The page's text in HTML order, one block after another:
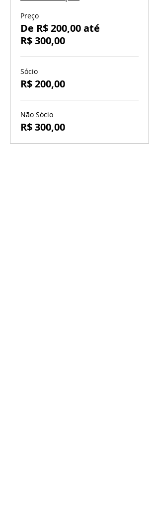
Preço
De R$ 200,00 até
R$ 300,00
Sócio
R$ 200,00
Não Sócio
R$ 300,00